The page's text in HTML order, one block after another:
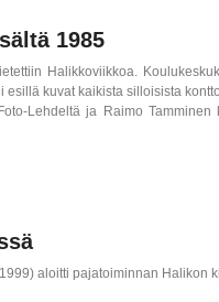
1985
Halikkoviikkoa.
esillä kuvat kaikista silloisista
Lehdeltä ja Raimo
aloitti pajatoiminnan Halikon